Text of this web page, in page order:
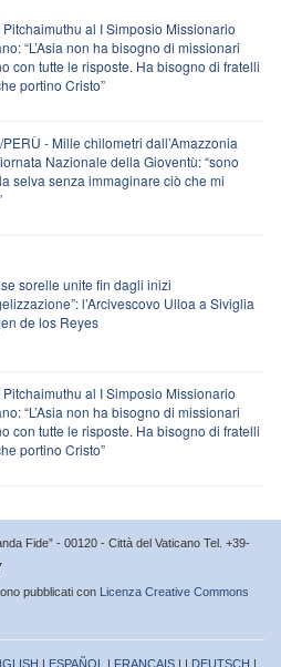
Pitchaimuthu al I Simposio Missionario
“L’Asia non ha bisogno di missionari
con tutte le risposte. Ha bisogno di fratelli
portino Cristo”
- Mille chilometri dall’Amazzonia
Nazionale della Gioventù: “sono
selva senza immaginare ciò che mi
sorelle unite fin dagli inizi
l’Arcivescovo Ulloa a Siviglia
de los Reyes
Pitchaimuthu al I Simposio Missionario
“L’Asia non ha bisogno di missionari
con tutte le risposte. Ha bisogno di fratelli
portino Cristo”
Fide” - 00120 - Città del Vaticano Tel. +39-
pubblicati con Licenza Creative Commons
| ESPAÑOL | FRANÇAIS | | DEUTSCH |